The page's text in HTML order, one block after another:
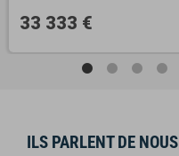
33 333 €
ILS PARLENT DE NOUS